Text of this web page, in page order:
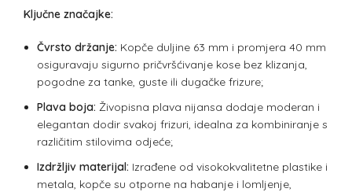
Ključne značajke:
Čvrsto držanje: Kopče duljine 63 mm i promjera 40 mm
osiguravaju sigurno pričvršćivanje kose bez klizanja,
pogodne za tanke, guste ili dugačke frizure;
Plava boja: Živopisna plava nijansa dodaje moderan i
elegantan dodir svakoj frizuri, idealna za kombiniranje s
različitim stilovima odjeće;
Izdržljiv materijal: Izrađene od visokokvalitetne plastike i
metala, kopče su otporne na habanje i lomljenje,